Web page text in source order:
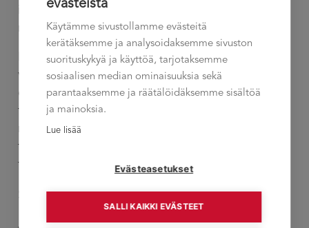
ihmiset ja heidän tilanteensa tai resurssit voivat
muuttua.
Menestyäksesi lähijohtajana ensimmäinen – ja
välttämätön edellytys – on, että sinulla ja omalla
esimiehelläsi on sama näkemys roolistasi ja
tehtävistäsi. Tarvitset tätä tukea, jotta sinulla on
myös organisaation strategian kannalta oikeat
tavoitteet ja teet oikeita asioita saavuttaaksesi
tavoitteesi.
Selkiytä kaksisuuntaista viestintää
Jos siirtyy esimieheksi tiimin jäsenestä tai
evästeistä
Käytämme sivustollamme evästeitä
kerätäksemme ja analysoidaksemme sivuston
suorituskykyä ja käyttöä, tarjotaksemme
sosiaalisen median ominaisuuksia sekä
parantaaksemme ja räätälöidäksemme sisältöä
ja mainoksia.
Lue lisää
Evästeasetukset
SALLI KAIKKI EVÄSTEET